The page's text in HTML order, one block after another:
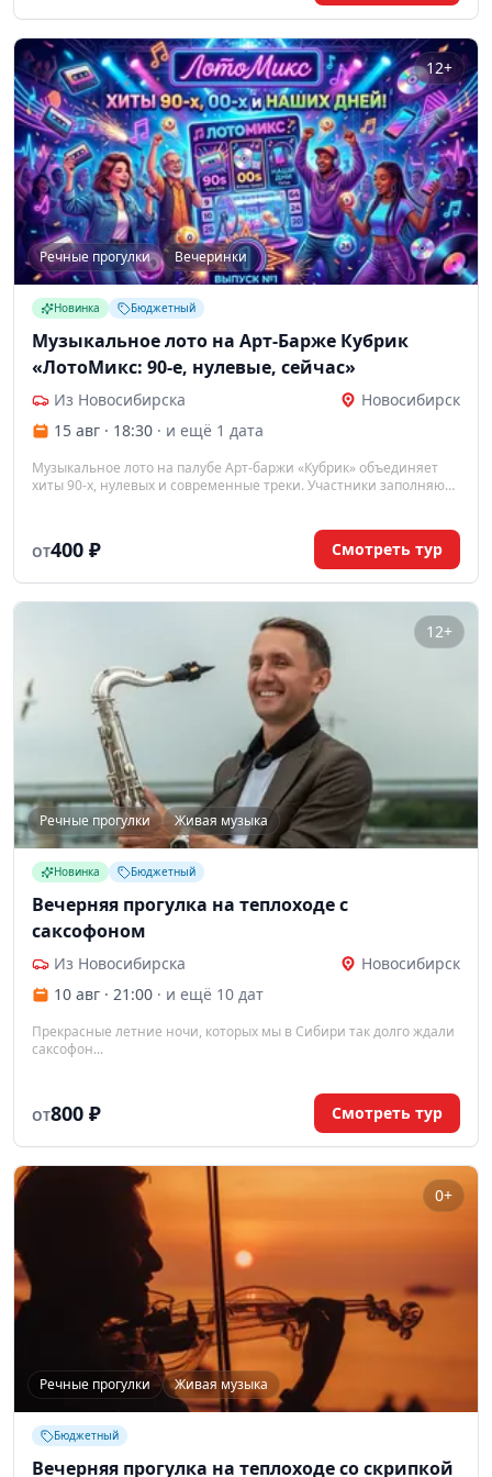
12+
Речные прогулки Вечеринки
Новинка Бюджетный
Музыкальное лото на Арт-Барже Кубрик
«ЛотоМикс: 90-е, нулевые, сейчас»
Из Новосибирска
Новосибирск
15 авг · 18:30 · и ещё 1 дата
Музыкальное лото на палубе Арт-баржи «Кубрик» объединяет
хиты 90-х, нулевых и современные треки. Участники заполняют
небольшой приятный бонус. Подходит для гостей от 12 лет.
ОТ400 ₽ Смотреть тур
12+
Речные прогулки Живая музыка
Новинка Бюджетный
Вечерняя прогулка на теплоходе с
саксофоном
Из Новосибирска
Новосибирск
10 авг · 21:00 · и ещё 10 дат
Прекрасные летние ночи, которых мы в Сибири так долго ждали
саксофон...
ОТ800 ₽ Смотреть тур
0+
Речные прогулки Живая музыка
Бюджетный
Вечерняя прогулка на теплоходе со скрипкой